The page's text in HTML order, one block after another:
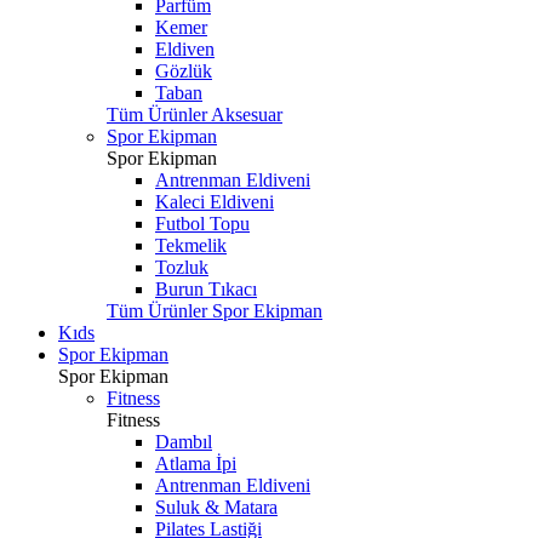
Parfüm
Kemer
Eldiven
Gözlük
Taban
Tüm Ürünler Aksesuar
Spor Ekipman
Spor Ekipman
Antrenman Eldiveni
Kaleci Eldiveni
Futbol Topu
Tekmelik
Tozluk
Burun Tıkacı
Tüm Ürünler Spor Ekipman
Kıds
Spor Ekipman
Spor Ekipman
Fitness
Fitness
Dambıl
Atlama İpi
Antrenman Eldiveni
Suluk & Matara
Pilates Lastiği